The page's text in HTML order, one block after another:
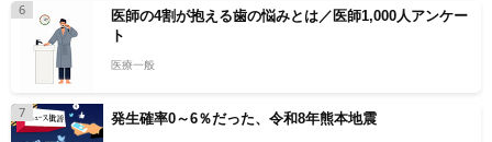
6
医師の4割が抱える歯の悩みとは／医師1,000人アンケー
ト
医療一般
7 発生確率0～6％だった、令和8年熊本地震